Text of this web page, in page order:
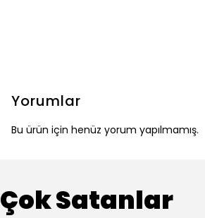
Yorumlar
Bu ürün için henüz yorum yapılmamış.
Çok Satanlar